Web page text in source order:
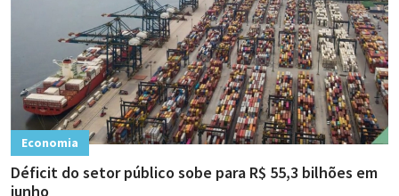
Economia
Déficit do setor público sobe para R$ 55,3 bilhões em
junho